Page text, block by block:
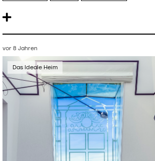
vor 8 Jahren